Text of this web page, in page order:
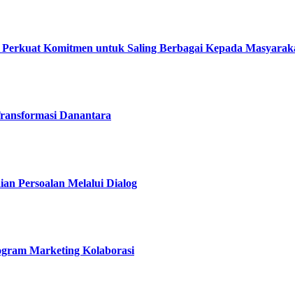
Komitmen untuk Saling Berbagai Kepada
Danantara
Persoalan Melalui Dialog
Marketing Kolaborasi